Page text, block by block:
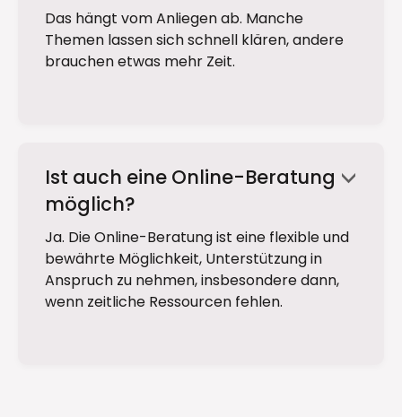
Das hängt vom Anliegen ab. Manche
Themen lassen sich schnell klären, andere
brauchen etwas mehr Zeit.
Ist auch eine Online-Beratung
möglich?
<
Ja. Die Online-Beratung ist eine flexible und
bewährte Möglichkeit, Unterstützung in
Anspruch zu nehmen, insbesondere dann,
wenn zeitliche Ressourcen fehlen.